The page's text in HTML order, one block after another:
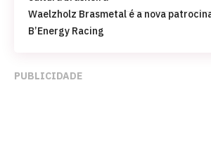
Waelzholz Brasmetal é a nova
B’Energy Racing
PUBLICIDADE